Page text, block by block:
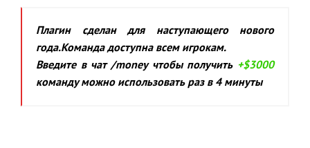
Плагин сделан для наступающего нового
года.Команда доступна всем игрокам.
Введите в чат /money чтобы получить +$3000
команду можно использовать раз в 4 минуты